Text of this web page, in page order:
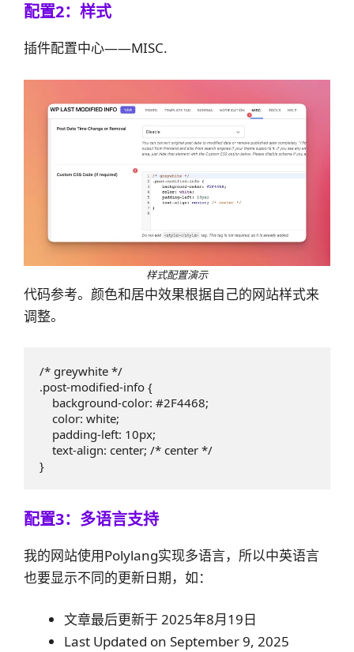
配置2：样式
插件配置中心——MISC.
样式配置演示
代码参考。颜色和居中效果根据自己的网站样式来
调整。
/* greywhite */
.post-modified-info {
}
配置3：多语言支持
我的网站使用Polylang实现多语言，所以中英语言
也要显示不同的更新日期，如：
文章最后更新于 2025年8月19日
Last Updated on September 9, 2025